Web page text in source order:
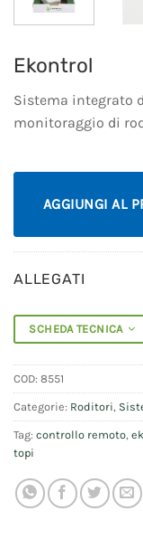
Ekontrol
Sistema integrato
monitoraggio di
AGGIUNGI AL
ALLEGATI
SCHEDA TECNICA
COD: 8551
Categorie: Roditori
Tag: controllo remoto
topi